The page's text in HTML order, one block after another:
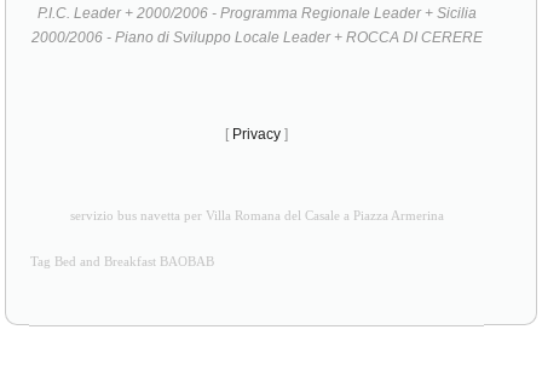
P.I.C. Leader + 2000/2006 - Programma Regionale Leader + Sicilia
2000/2006 - Piano di Sviluppo Locale Leader + ROCCA DI CERERE
[ Privacy ]
servizio bus navetta per Villa Romana del Casale a Piazza Armerina
Tag Bed and Breakfast BAOBAB